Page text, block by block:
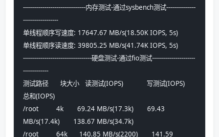
--------------------------------内存测试-通过sysbench测试---------------
------------------
单线程顺序写速度: 17647.67 MB/s(18.50K IOPS, 5s)
单线程顺序读速度: 39805.25 MB/s(41.74K IOPS, 5s)
-----------------------------------硬盘测试-通过fio测试----------------------
-------------
测试路径      块大小   读测试(IOPS)            写测试(IOPS)
总和(IOPS)
/root         4k       69.24 MB/s(17.3k)       69.43
MB/s(17.4k)       138.67 MB/s(34.7k)
/root         64k      140.85 MB/s(2200)       141.59